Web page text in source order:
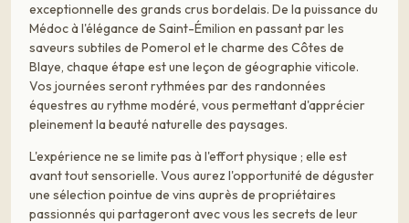
exceptionnelle des grands crus bordelais. De la puissance du
Médoc à l'élégance de Saint-Émilion en passant par les
saveurs subtiles de Pomerol et le charme des Côtes de
Blaye, chaque étape est une leçon de géographie viticole.
Vos journées seront rythmées par des randonnées
équestres au rythme modéré, vous permettant d'apprécier
pleinement la beauté naturelle des paysages.
L'expérience ne se limite pas à l'effort physique ; elle est
avant tout sensorielle. Vous aurez l'opportunité de déguster
une sélection pointue de vins auprès de propriétaires
passionnés qui partageront avec vous les secrets de leur